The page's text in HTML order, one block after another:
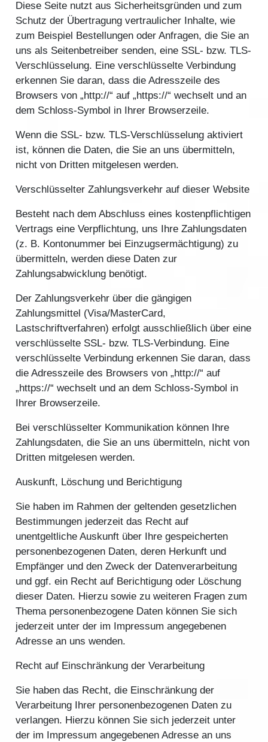
Diese Seite nutzt aus Sicherheitsgründen und zum
Schutz der Übertragung vertraulicher Inhalte, wie
zum Beispiel Bestellungen oder Anfragen, die Sie an
uns als Seitenbetreiber senden, eine SSL- bzw. TLS-
Verschlüsselung. Eine verschlüsselte Verbindung
erkennen Sie daran, dass die Adresszeile des
Browsers von „http://“ auf „https://“ wechselt und an
dem Schloss-Symbol in Ihrer Browserzeile.
Wenn die SSL- bzw. TLS-Verschlüsselung aktiviert
ist, können die Daten, die Sie an uns übermitteln,
nicht von Dritten mitgelesen werden.
Verschlüsselter Zahlungsverkehr auf dieser Website
Besteht nach dem Abschluss eines kostenpflichtigen
Vertrags eine Verpflichtung, uns Ihre Zahlungsdaten
(z. B. Kontonummer bei Einzugsermächtigung) zu
übermitteln, werden diese Daten zur
Zahlungsabwicklung benötigt.
Der Zahlungsverkehr über die gängigen
Zahlungsmittel (Visa/MasterCard,
Lastschriftverfahren) erfolgt ausschließlich über eine
verschlüsselte SSL- bzw. TLS-Verbindung. Eine
verschlüsselte Verbindung erkennen Sie daran, dass
die Adresszeile des Browsers von „http://“ auf
„https://“ wechselt und an dem Schloss-Symbol in
Ihrer Browserzeile.
Bei verschlüsselter Kommunikation können Ihre
Zahlungsdaten, die Sie an uns übermitteln, nicht von
Dritten mitgelesen werden.
Auskunft, Löschung und Berichtigung
Sie haben im Rahmen der geltenden gesetzlichen
Bestimmungen jederzeit das Recht auf
unentgeltliche Auskunft über Ihre gespeicherten
personenbezogenen Daten, deren Herkunft und
Empfänger und den Zweck der Datenverarbeitung
und ggf. ein Recht auf Berichtigung oder Löschung
dieser Daten. Hierzu sowie zu weiteren Fragen zum
Thema personenbezogene Daten können Sie sich
jederzeit unter der im Impressum angegebenen
Adresse an uns wenden.
Recht auf Einschränkung der Verarbeitung
Sie haben das Recht, die Einschränkung der
Verarbeitung Ihrer personenbezogenen Daten zu
verlangen. Hierzu können Sie sich jederzeit unter
der im Impressum angegebenen Adresse an uns